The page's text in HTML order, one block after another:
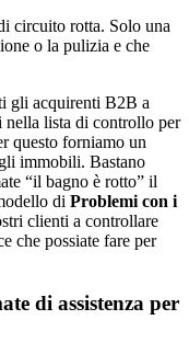
circuito rotta. Solo una
o la pulizia e che
gli acquirenti B2B a
lista di controllo per
questo forniamo un
immobili. Bastano
“il bagno è rotto” il
di Problemi con i
clienti a controllare
che possiate fare per
di assistenza per